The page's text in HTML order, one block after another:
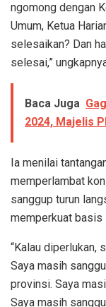
ngomong dengan
Umum, Ketua
selesaikan? Dan
selesai,”
Baca Juga
2024, Majelis
Ia menilai
memperlambat
sanggup turun
memperkuat basis
“Kalau diperlukan,
Saya masih
provinsi. Saya
Saya masih